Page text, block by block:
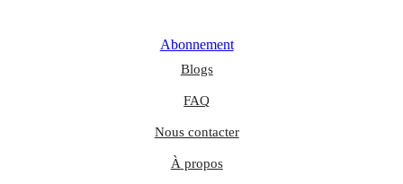
Abonnement
Blogs
FAQ
Nous contacter
À propos